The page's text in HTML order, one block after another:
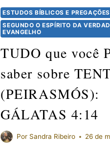
ESTUDOS BÍBLICOS E
SEGUNDO O ESPÍRITO DA
EVANGELHO
TUDO que você
saber sobre
(PEIRASMÓS):
GÁLATAS 4:14
Por Sandra Ribeiro 26 de